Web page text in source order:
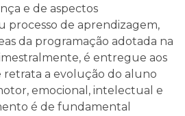
e de aspectos
processo de aprendizagem,
da programação adotada na
é entregue aos
a evolução do aluno
emocional, intelectual e
é de fundamental